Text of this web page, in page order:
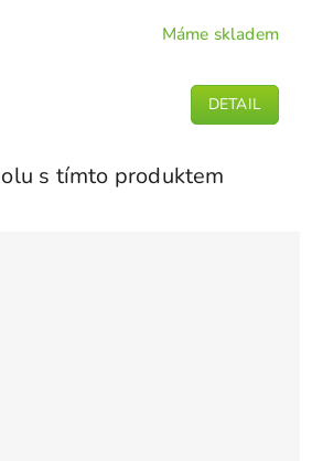
Máme skladem
DETAIL
s tímto produktem